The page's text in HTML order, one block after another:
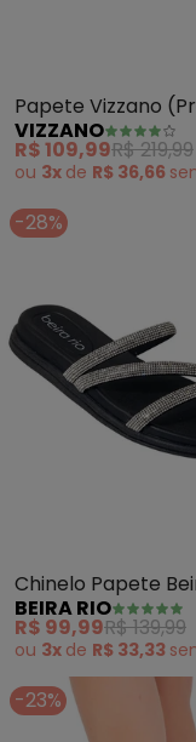
Papete Vizzano
VIZZANO
R$ 109,99R$ 219,99
ou 3x de R$ 36,66
-28%
Chinelo Papete
(Preto) em Sintético
BEIRA RIO
R$ 99,99R$ 139,99
ou 3x de R$ 33,33
-23%